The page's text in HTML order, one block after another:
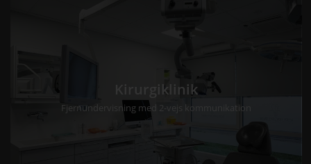
Kirurgiklinik
Fjernundervisning med 2-vejs kommunikation